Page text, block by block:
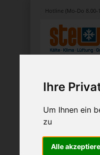
Ihre
Um Ihnen ein
zu
Alle
Hotline (Mo-Do 8.00-
GEDECKTER